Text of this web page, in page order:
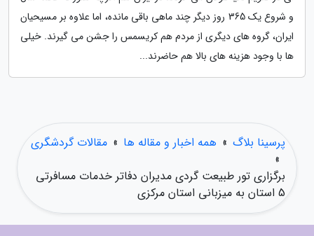
و شروع یک 365 روز دیگر چند ماهی باقی مانده، اما علاوه بر مسیحیان
ایران، گروه های دیگری از مردم هم کریسمس را جشن می گیرند. خیلی
ها با وجود هزینه های بالا هم حاضرند...
پرسینا بلاگ » همه اخبار و مقاله ها » مقالات گردشگری
»
برگزاری تور طبیعت گردی مدیران دفاتر خدمات مسافرتی
5 استان به میزبانی استان مرکزی